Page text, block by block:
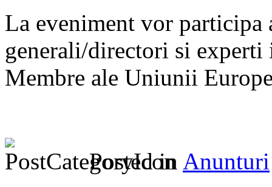
La eveniment vor
generali/directori si
Membre ale Uniunii
Posted in Anunturi